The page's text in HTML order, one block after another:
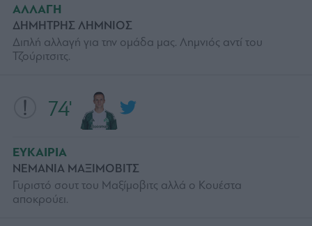
74'
ΕΥΚΑΙΡΙΑ
ΝΕΜΑΝΙΑ ΜΑΞΙΜΟΒΙΤΣ
Γυριστό σουτ του Μαξίμοβιτς αλλά ο Κουέστα
αποκρούει.
ΑΛΛΑΓΗ
ΔΗΜΗΤΡΗΣ ΛΗΜΝΙΟΣ
Διπλή αλλαγή για την ομάδα μας. Λημνιός αντί του
Τζούριτσιτς.